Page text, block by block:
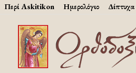
Περί Askitikon Ημερολόγιο